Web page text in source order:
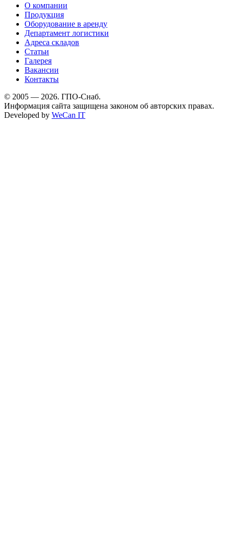
О компании
Продукция
Оборудование в аренду
Департамент логистики
Адреса складов
Статьи
Галерея
Вакансии
Контакты
© 2005 — 2026. ГПО-Снаб.
Информация сайта защищена законом об авторских правах.
Developed by WeCan IT